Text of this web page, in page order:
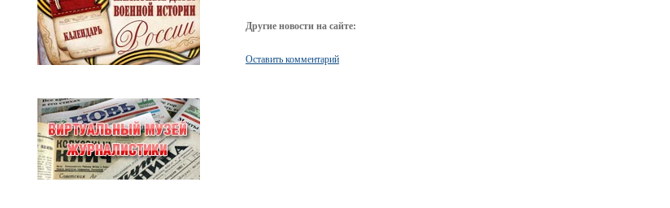
Другие новости на сайте:
Оставить комментарий